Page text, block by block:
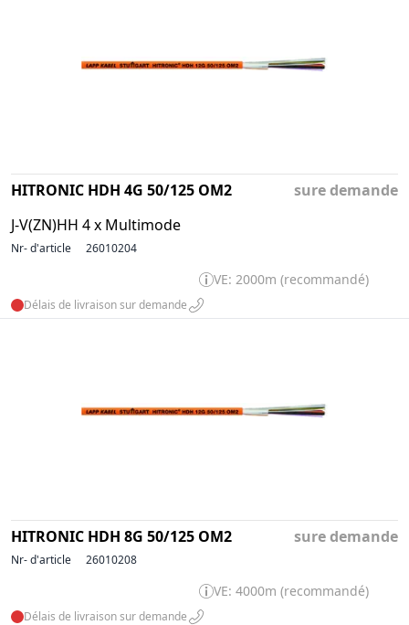
HITRONIC HDH 4G 50/125 OM2
J-V(ZN)HH 4 x Multimode
sure demande
Nr- d'article 26010204
VE: 2000m (recommandé)
Délais de livraison sur demande
HITRONIC HDH 8G 50/125 OM2 sure demande
Nr- d'article 26010208
VE: 4000m (recommandé)
Délais de livraison sur demande